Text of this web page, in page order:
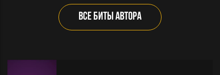
ВСЕ БИТЫ АВТОРА